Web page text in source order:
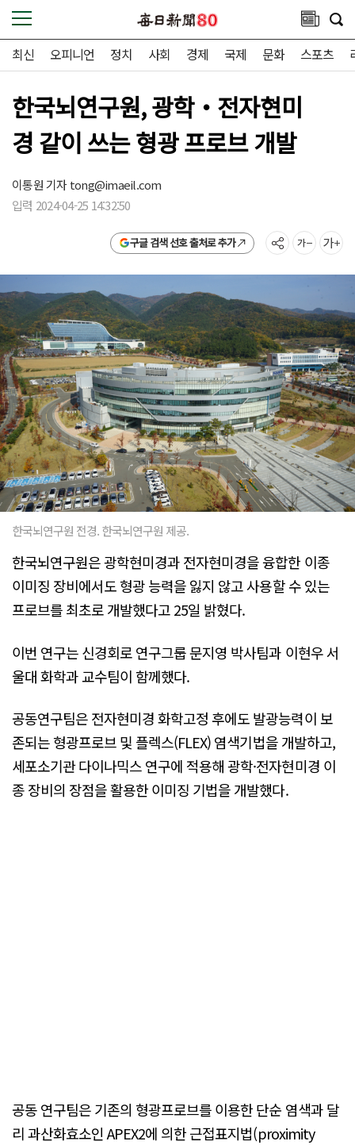
최신 오피니언 정치 사회 경제 국제 문화 스포츠
한국뇌연구원, 광학‧전자현미
경 같이 쓰는 형광 프로브 개발
이통원 기자tong@imaeil.com
입력 2024-04-25 14:32:50
구글 검색 선호 출처로 추가
한국뇌연구원 전경. 한국뇌연구원 제공.
한국뇌연구원은 광학현미경과 전자현미경을 융합한 이종
이미징 장비에서도 형광 능력을 잃지 않고 사용할 수 있는
프로브를 최초로 개발했다고 25일 밝혔다.
이번 연구는 신경회로 연구그룹 문지영 박사팀과 이현우 서
울대 화학과 교수팀이 함께했다.
공동연구팀은 전자현미경 화학고정 후에도 발광능력이 보
존되는 형광프로브 및 플렉스(FLEX) 염색기법을 개발하고,
세포소기관 다이나믹스 연구에 적용해 광학·전자현미경 이
종 장비의 장점을 활용한 이미징 기법을 개발했다.
공동 연구팀은 기존의 형광프로브를 이용한 단순 염색과 달
리 과산화효소인 APEX2에 의한 근접표지법(proximity